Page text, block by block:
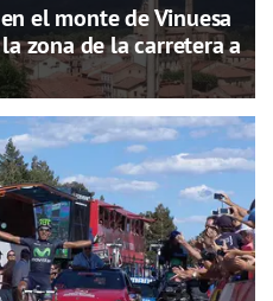
el monte de Vinuesa
zona de la carretera a